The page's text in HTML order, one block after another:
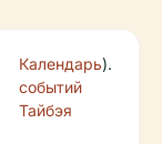
Календарь
событий
Тайбэя
).